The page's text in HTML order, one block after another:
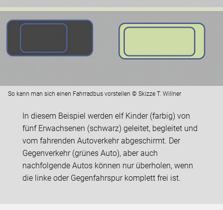
So kann man sich einen Fahrradbus vorstellen © Skizze T. Willner
In diesem Beispiel werden elf Kinder (farbig) von
fünf Erwachsenen (schwarz) geleitet, begleitet und
vom fahrenden Autoverkehr abgeschirmt. Der
Gegenverkehr (grünes Auto), aber auch
nachfolgende Autos können nur überholen, wenn
die linke oder Gegenfahrspur komplett frei ist.